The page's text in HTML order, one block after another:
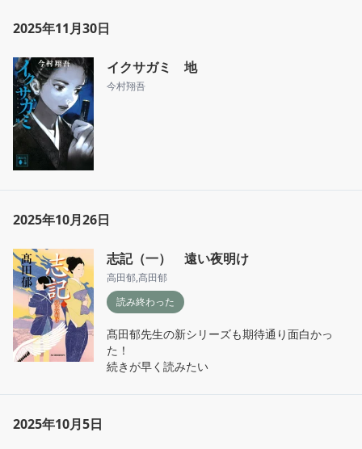
2025年11月30日
イクサガミ 地
今村翔吾
2025年10月26日
志記（一） 遠い夜明け
高田郁,髙田郁
読み終わった
髙田郁先生の新シリーズも期待通り面白かっ
た！
続きが早く読みたい
2025年10月5日